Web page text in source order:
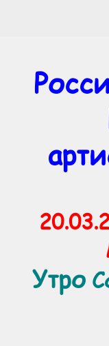
Утро